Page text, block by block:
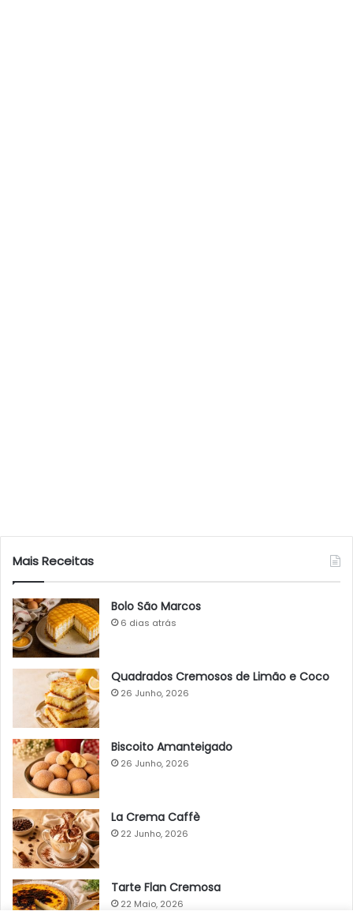
Mais Receitas
Bolo São Marcos
6 dias atrás
Quadrados Cremosos de Limão e Coco
26 Junho, 2026
Biscoito Amanteigado
26 Junho, 2026
La Crema Caffè
22 Junho, 2026
Tarte Flan Cremosa
22 Maio, 2026